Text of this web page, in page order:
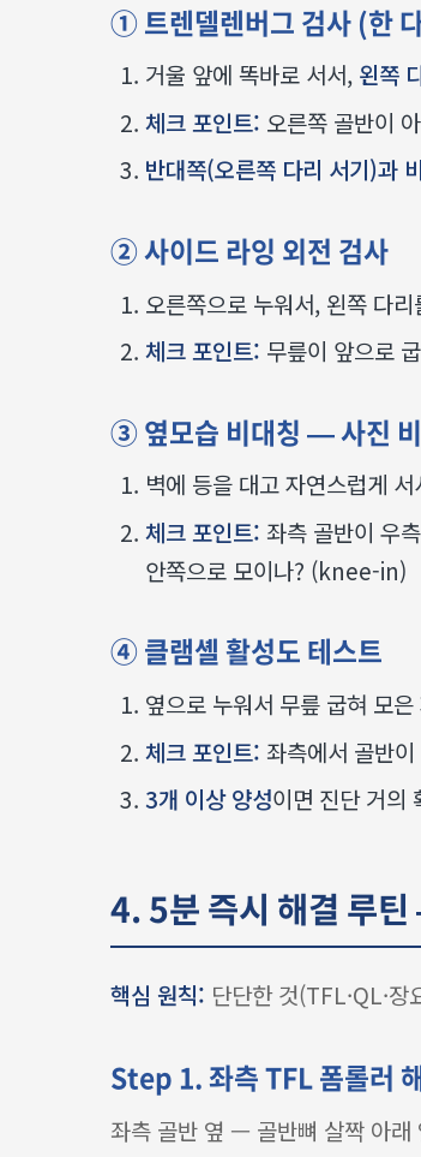
① 트렌델렌버그 검사 (한
거울 앞에 똑바로 서서, 왼쪽
체크 포인트: 오른쪽 골반이
반대쪽(오른쪽 다리 서기)과
② 사이드 라잉 외전 검사
오른쪽으로 누워서, 왼쪽 다
체크 포인트: 무릎이 앞으로
③ 옆모습 비대칭 — 사진
벽에 등을 대고 자연스럽게 서
체크 포인트: 좌측 골반이 우
안쪽으로 모이나? (knee-in)
④ 클램셸 활성도 테스트
옆으로 누워서 무릎 굽혀 모
체크 포인트: 좌측에서 골반
3개 이상 양성이면 진단 거의
4. 5분 즉시 해결 루
핵심 원칙: 단단한 것(TFL·QL·
Step 1. 좌측 TFL 폼롤러
좌측 골반 옆 — 골반뼈 살짝 아